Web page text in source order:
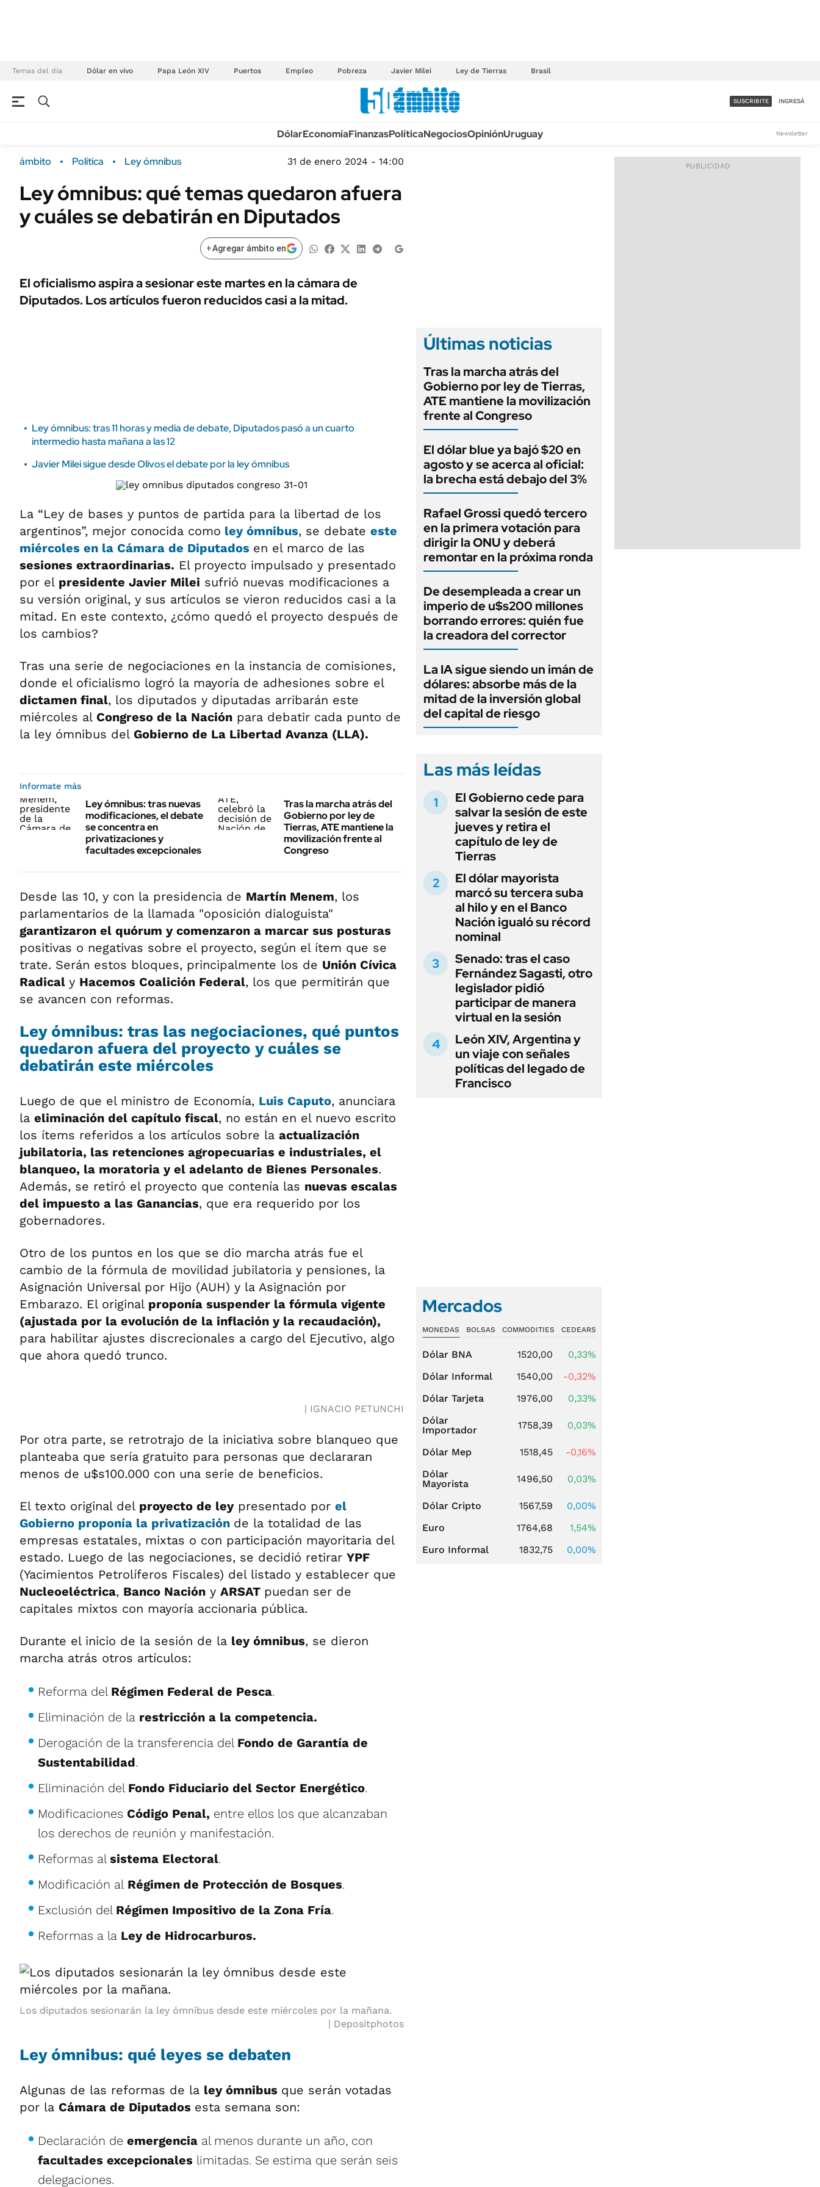
Temas del día Dólar en vivo Papa León XIV Puertos Empleo Pobreza Javier Milei Ley de Tierras Brasil
Campo
FINANZAS
ÁMBITO DEBATE
MEDIAKIT AMBITO DEBATE
Sustentabilidad
Seguros
POLÍTICA
TECNOLOGÍA
MÉXICO
MUNDO
INFORMACIÓN GENERAL
LIFESTYLE
AUTOS
ACCESO FULL - $1.800/MES
SUSCRIBITE INGRESÁ
DólarEconomíaFinanzasPolíticaNegociosOpiniónUruguay Newsletter
ámbito Política Ley ómnibus 31 de enero 2024 - 14:00
Ley ómnibus: qué temas quedaron afuera
y cuáles se debatirán en Diputados
+Agregar ámbito en
El oficialismo aspira a sesionar este martes en la cámara de
Diputados. Los artículos fueron reducidos casi a la mitad.
Ley ómnibus: tras 11 horas y media de debate, Diputados pasó a un cuarto
intermedio hasta mañana a las 12
Javier Milei sigue desde Olivos el debate por la ley ómnibus
La “Ley de bases y puntos de partida para la libertad de los
argentinos”, mejor conocida como ley ómnibus, se debate este
miércoles en la Cámara de Diputados en el marco de las
sesiones extraordinarias. El proyecto impulsado y presentado
por el presidente Javier Milei sufrió nuevas modificaciones a
su versión original, y sus artículos se vieron reducidos casi a la
mitad. En este contexto, ¿cómo quedó el proyecto después de
los cambios?
Tras una serie de negociaciones en la instancia de comisiones,
donde el oficialismo logró la mayoría de adhesiones sobre el
dictamen final, los diputados y diputadas arribarán este
miércoles al Congreso de la Nación para debatir cada punto de
la ley ómnibus del Gobierno de La Libertad Avanza (LLA).
Informate más
Ley ómnibus: tras nuevas
modificaciones, el debate
se concentra en
privatizaciones y
facultades excepcionales
Tras la marcha atrás del
Gobierno por ley de
Tierras, ATE mantiene la
movilización frente al
Congreso
Desde las 10, y con la presidencia de Martín Menem, los
parlamentarios de la llamada "oposición dialoguista"
garantizaron el quórum y comenzaron a marcar sus posturas
positivas o negativas sobre el proyecto, según el ítem que se
trate. Serán estos bloques, principalmente los de Unión Cívica
Radical y Hacemos Coalición Federal, los que permitirán que
se avancen con reformas.
Ley ómnibus: tras las negociaciones, qué puntos
quedaron afuera del proyecto y cuáles se
debatirán este miércoles
Luego de que el ministro de Economía, Luis Caputo, anunciara
la eliminación del capítulo fiscal, no están en el nuevo escrito
los ítems referidos a los artículos sobre la actualización
jubilatoria, las retenciones agropecuarias e industriales, el
blanqueo, la moratoria y el adelanto de Bienes Personales.
Además, se retiró el proyecto que contenía las nuevas escalas
del impuesto a las Ganancias, que era requerido por los
gobernadores.
Otro de los puntos en los que se dio marcha atrás fue el
cambio de la fórmula de movilidad jubilatoria y pensiones, la
Asignación Universal por Hijo (AUH) y la Asignación por
Embarazo. El original proponía suspender la fórmula vigente
(ajustada por la evolución de la inflación y la recaudación),
para habilitar ajustes discrecionales a cargo del Ejecutivo, algo
que ahora quedó trunco.
IGNACIO PETUNCHI
Por otra parte, se retrotrajo de la iniciativa sobre blanqueo que
planteaba que sería gratuito para personas que declararan
menos de u$s100.000 con una serie de beneficios.
El texto original del proyecto de leypresentado por el
Gobierno proponía la privatización de la totalidad de las
empresas estatales, mixtas o con participación mayoritaria del
estado. Luego de las negociaciones, se decidió retirar YPF
(Yacimientos Petrolíferos Fiscales) del listado y establecer que
Nucleoeléctrica, Banco Nación y ARSAT puedan ser de
capitales mixtos con mayoría accionaria pública.
Durante el inicio de la sesión de la ley ómnibus, se dieron
marcha atrás otros artículos:
Reforma del Régimen Federal de Pesca.
Eliminación de la restricción a la competencia.
Derogación de la transferencia del Fondo de Garantía de
Sustentabilidad.
Eliminación del Fondo Fiduciario del Sector Energético.
Modificaciones Código Penal, entre ellos los que alcanzaban
los derechos de reunión y manifestación.
Reformas alsistema Electoral.
Modificación alRégimen de Protección de Bosques.
Exclusión del Régimen Impositivo de la Zona Fría.
Reformas a la Ley de Hidrocarburos.
Los diputados sesionarán la ley ómnibus desde este miércoles por la mañana.
Depositphotos
Ley ómnibus: qué leyes se debaten
Algunas de las reformas de la ley ómnibus que serán votadas
por la Cámara de Diputados esta semana son:
Declaración de emergencia al menos durante un año, con
facultades excepcionales limitadas. Se estima que serán seis
delegaciones.
Últimas noticias
Tras la marcha atrás del
Gobierno por ley de Tierras,
ATE mantiene la movilización
frente al Congreso
El dólar blue ya bajó $20 en
agosto y se acerca al oficial:
la brecha está debajo del 3%
Rafael Grossi quedó tercero
en la primera votación para
dirigir la ONU y deberá
remontar en la próxima ronda
De desempleada a crear un
imperio de u$s200 millones
borrando errores: quién fue
la creadora del corrector
La IA sigue siendo un imán de
dólares: absorbe más de la
mitad de la inversión global
del capital de riesgo
Las más leídas
El Gobierno cede para
salvar la sesión de este
jueves y retira el
capítulo de ley de
Tierras
El dólar mayorista
marcó su tercera suba
al hilo y en el Banco
Nación igualó su récord
nominal
Senado: tras el caso
Fernández Sagasti, otro
legislador pidió
participar de manera
virtual en la sesión
León XIV, Argentina y
un viaje con señales
políticas del legado de
Francisco
Mercados
MONEDAS BOLSAS COMMODITIES CEDEARS
Dólar BNA 1520,00
0,33%
Dólar Informal
1540,00
-0,32%
Dólar Tarjeta
1976,00
0,33%
Dólar
Importador
1758,39 0,03%
Dólar Mep 1518,45
-0,16%
Dólar
Mayorista
1496,50 0,03%
Dólar Cripto 1567,59
0,00%
Euro
1764,68
1,54%
Euro Informal
1832,75 0,00%